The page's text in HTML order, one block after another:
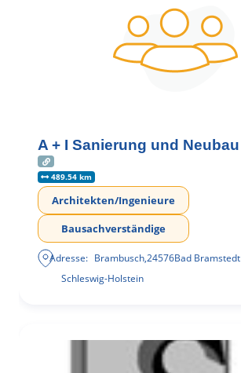
A + I Sanierung und Neubau
489.54 km
Architekten/Ingenieure
Bausachverständige
Adresse: Brambusch,24576Bad Bramstedt
Schleswig-Holstein